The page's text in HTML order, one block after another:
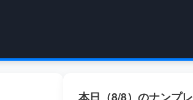
本日（8/8）のナンプレ